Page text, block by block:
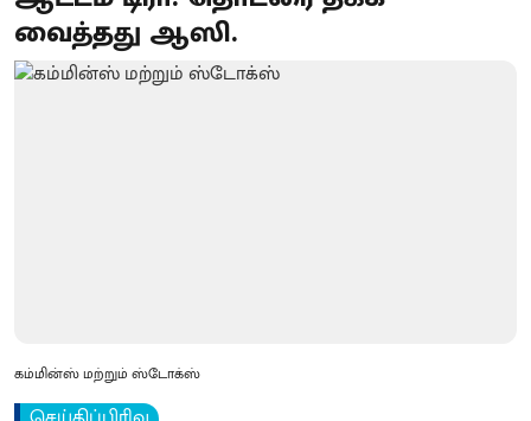
வைத்தது ஆஸி.
கம்மின்ஸ் மற்றும் ஸ்டோக்ஸ்